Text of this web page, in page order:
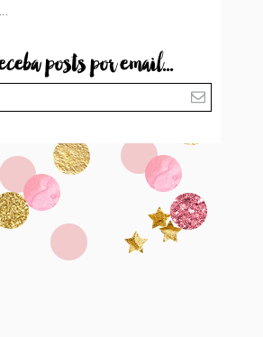
posts por email...